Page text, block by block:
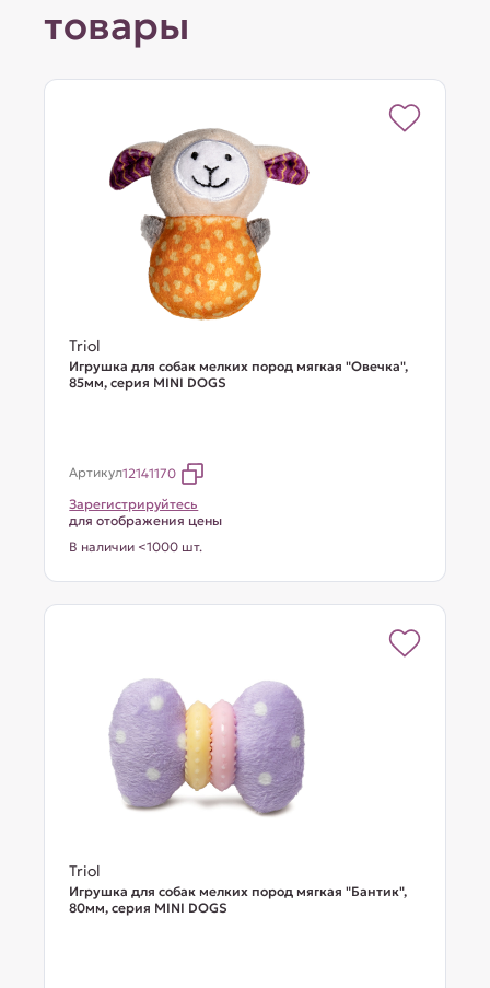
товары
Triol
Игрушка для собак мелких пород мягкая "Овечка",
85мм, серия MINI DOGS
Артикул12141170
Зарегистрируйтесь
для отображения цены
В наличии <1000 шт.
Triol
Игрушка для собак мелких пород мягкая "Бантик",
80мм, серия MINI DOGS